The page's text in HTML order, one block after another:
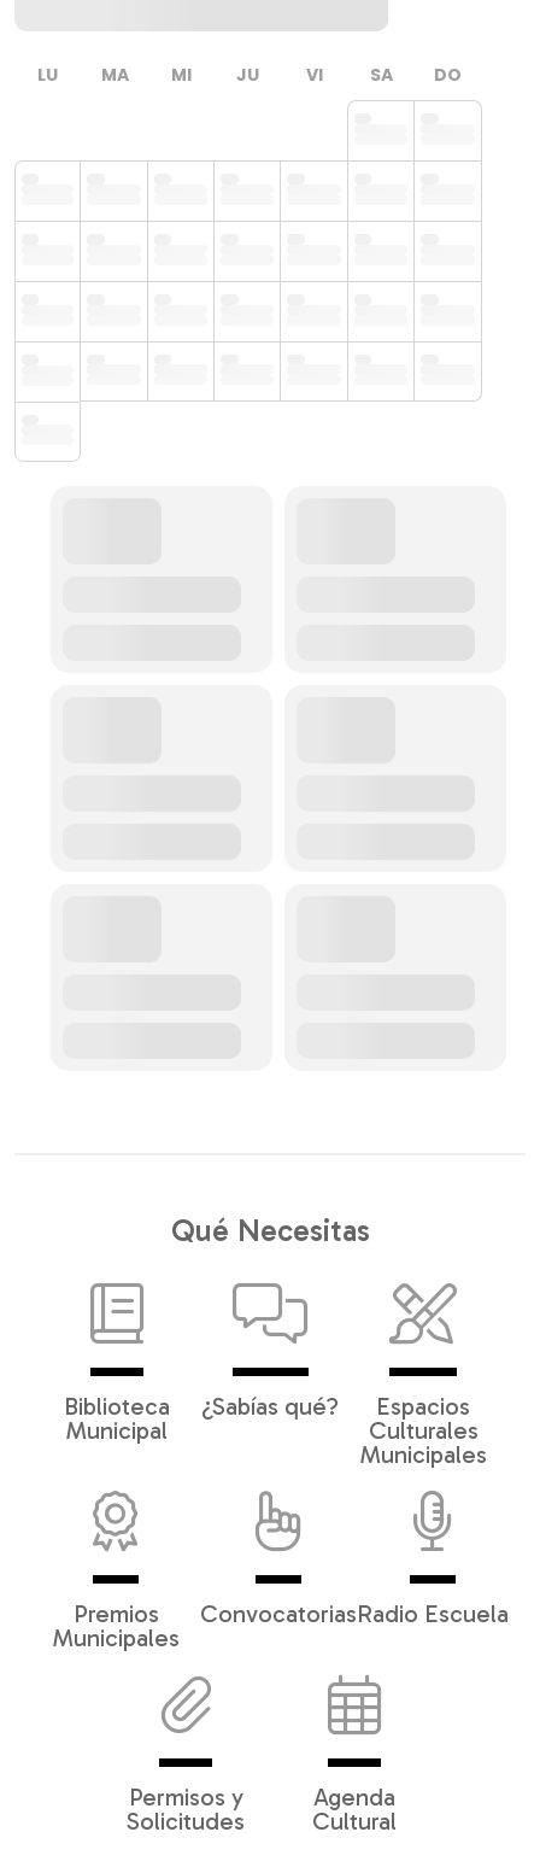
LU MA MI JU VI SA DO
Qué Necesitas
Biblioteca
Municipal
¿Sabías qué?
Espacios
Culturales
Municipales
Premios
Municipales
ConvocatoriasRadio Escuela
Permisos y
Solicitudes
Agenda
Cultural